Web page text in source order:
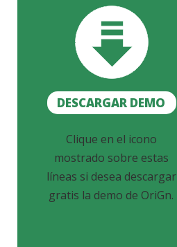
DESCARGAR DEMO
Clique en el icono
mostrado sobre estas
líneas si desea descargar
gratis la demo de OriGn.